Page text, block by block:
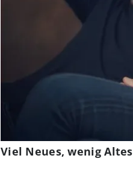
Viel Neues, wenig Altes